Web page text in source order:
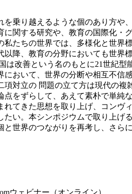
乗り越えるような個のあり方
関する研究や、教育の国際化
たちの世界では、多様化と世
降、教育の分野においても世
改善という名のもとに21世紀
おいて、世界の分断や相互不
対立の 問題の立て方は現代の
をずらして、あえて素朴で単
てきた思想を取り上げ、コン
い。本シンポジウムで取り上
世界のつながりを再考し、さ